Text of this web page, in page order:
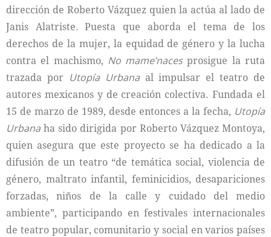
dirección de Roberto Vázquez quien la actúa al lado de
Janis Alatriste.Puesta que aborda el tema de los
derechos de la mujer, la equidad de género y la lucha
contra el machismo, No mame’nacesprosigue la ruta
trazada por Utopía Urbana al impulsar el teatro de
autores mexicanos y de creación colectiva. Fundada el
15 de marzo de 1989, desde entonces a la fecha, Utopía
Urbana ha sido dirigida por Roberto Vázquez Montoya,
quien asegura que este proyecto se ha dedicado a la
difusión de un teatro “de temática social, violencia de
género, maltrato infantil, feminicidios, desapariciones
forzadas, niños de la calle y cuidado del medio
ambiente”, participando en festivales internacionales
de teatro popular, comunitario y social en varios países